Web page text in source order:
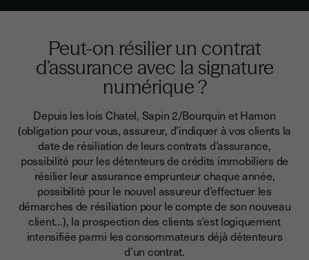
Peut-on résilier un contrat
d’assurance avec la signature
numérique ?
Depuis les lois Chatel, Sapin 2/Bourquin et Hamon
(obligation pour vous, assureur, d’indiquer à vos clients la
date de résiliation de leurs contrats d’assurance,
possibilité pour les détenteurs de crédits immobiliers de
résilier leur assurance emprunteur chaque année,
possibilité pour le nouvel assureur d’effectuer les
démarches de résiliation pour le compte de son nouveau
client…), la prospection des clients s’est logiquement
intensifiée parmi les consommateurs déjà détenteurs
d’un contrat.